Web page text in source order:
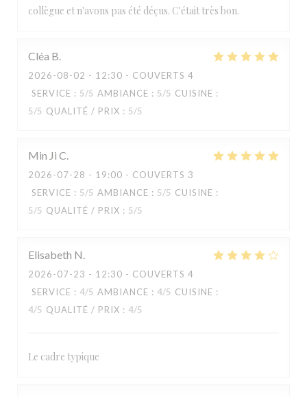
collègue et n'avons pas été déçus. C'était très bon.
Cléa B
2026-08-02 - 12:30 - COUVERTS 4
SERVICE : 5/5 AMBIANCE : 5/5 CUISINE :
5/5 QUALITÉ / PRIX : 5/5
Min Ji C
2026-07-28 - 19:00 - COUVERTS 3
SERVICE : 5/5 AMBIANCE : 5/5 CUISINE :
5/5 QUALITÉ / PRIX : 5/5
Elisabeth N
2026-07-23 - 12:30 - COUVERTS 4
SERVICE : 4/5 AMBIANCE : 4/5 CUISINE :
4/5 QUALITÉ / PRIX : 4/5
Le cadre typique